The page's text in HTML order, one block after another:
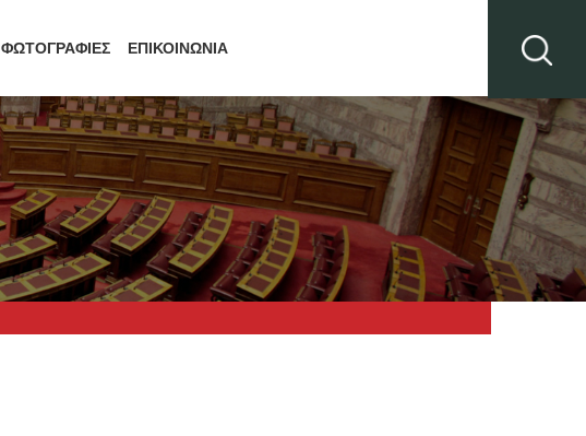
ΦΩΤΟΓΡΑΦΙΕΣ ΕΠΙΚΟΙΝΩΝΙΑ